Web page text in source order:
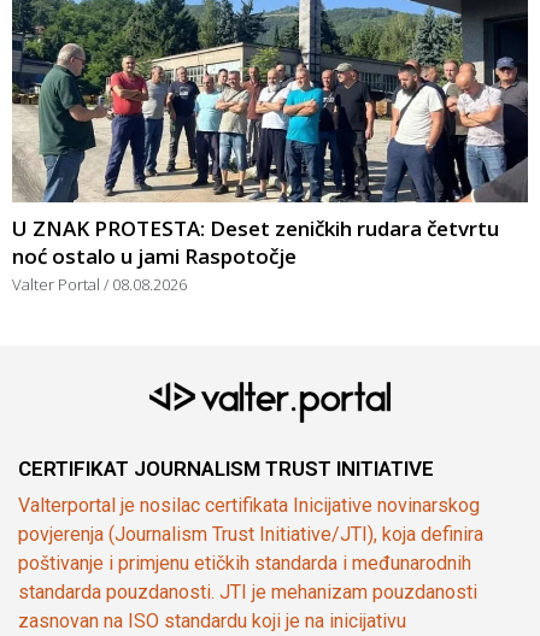
U ZNAK PROTESTA: Deset zeničkih rudara četvrtu
noć ostalo u jami Raspotočje
Valter Portal 08.08.2026
CERTIFIKAT JOURNALISM TRUST INITIATIVE
Valterportal je nosilac certifikata Inicijative novinarskog
povjerenja (Journalism Trust Initiative/JTI), koja definira
poštivanje i primjenu etičkih standarda i međunarodnih
standarda pouzdanosti. JTI je mehanizam pouzdanosti
zasnovan na ISO standardu koji je na inicijativu